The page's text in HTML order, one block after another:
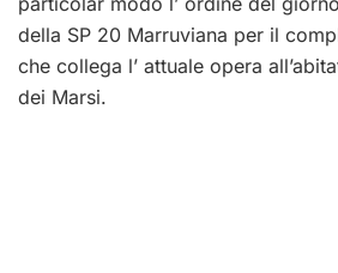
della SP 20 Marruviana per il
che collega l’ attuale opera
dei Marsi.